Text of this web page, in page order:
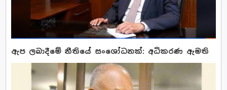
ඇප ලබාදීමේ නීතියේ සංශෝධනක්: අධිකරණ ඇමති